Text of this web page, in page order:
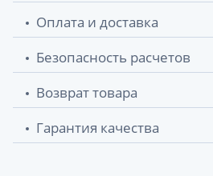
Оплата и доставка
Безопасность расчетов
Возврат товара
Гарантия качества